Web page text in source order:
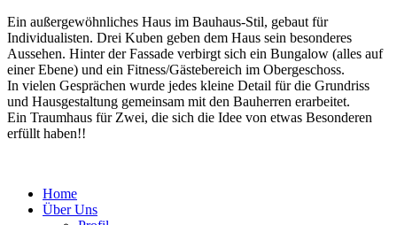
Ein außergewöhnliches Haus im Bauhaus-Stil, gebaut für
Individualisten. Drei Kuben geben dem Haus sein besonderes
Aussehen. Hinter der Fassade verbirgt sich ein Bungalow (alles auf
einer Ebene) und ein Fitness/Gästebereich im Obergeschoss.
In vielen Gesprächen wurde jedes kleine Detail für die Grundriss
und Hausgestaltung gemeinsam mit den Bauherren erarbeitet.
Ein Traumhaus für Zwei, die sich die Idee von etwas Besonderen
erfüllt haben!!
Home
Über Uns